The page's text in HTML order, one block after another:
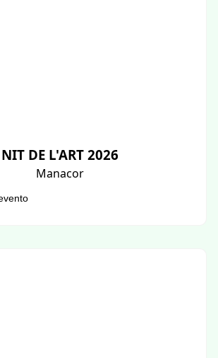
NIT DE L'ART 2026
Manacor